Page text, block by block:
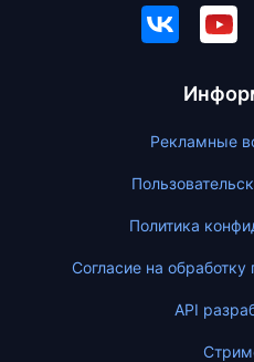
Рекламные
Политика
Согласие на
API